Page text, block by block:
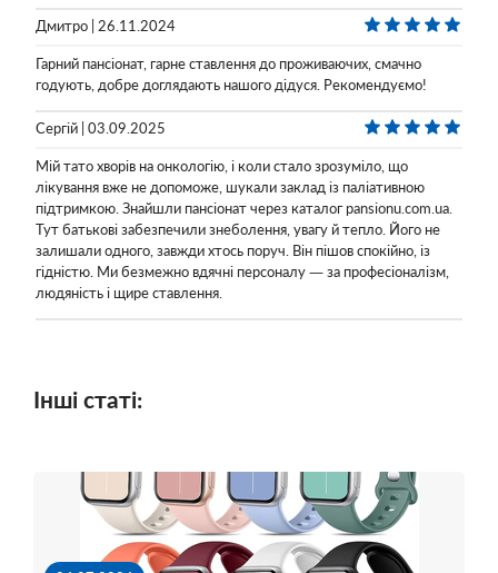
Дмитро | 26.11.2024
Гарний пансіонат, гарне ставлення до проживаючих, смачно
годують, добре доглядають нашого дідуся. Рекомендуємо!
Сергій | 03.09.2025
Мій тато хворів на онкологію, і коли стало зрозуміло, що
лікування вже не допоможе, шукали заклад із паліативною
підтримкою. Знайшли пансіонат через каталог pansionu.com.ua.
Тут батькові забезпечили знеболення, увагу й тепло. Його не
залишали одного, завжди хтось поруч. Він пішов спокійно, із
гідністю. Ми безмежно вдячні персоналу — за професіоналізм,
людяність і щире ставлення.
Інші статі: